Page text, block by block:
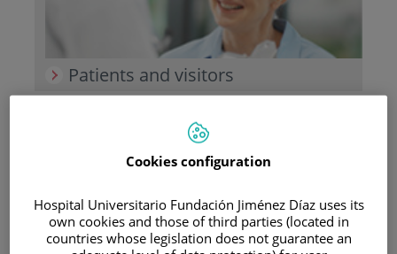
Patients and visitors
Research
Cookies configuration
Hospital Universitario Fundación Jiménez Díaz uses its
own cookies and those of third parties (located in
countries whose legislation does not guarantee an